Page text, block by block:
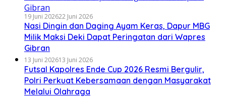
19 Juni 202622 Juni 2026
Nasi Dingin dan Daging Ayam Keras, Dapur MBG
Milik Maksi Deki Dapat Peringatan dari Wapres
Gibran
13 Juni 202613 Juni 2026
Futsal Kapolres Ende Cup 2026 Resmi Bergulir,
Polri Perkuat Kebersamaan dengan Masyarakat
Melalui Olahraga